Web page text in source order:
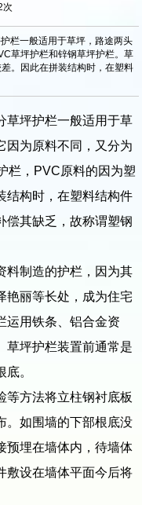
次
栏一般适用于草坪，路途两头
草坪护栏和锌钢草坪护栏。草
。因此在拼装结构时，在塑料
草坪护栏一般适用于草
因为原料不同，又分为
栏，PVC原料的因为塑
结构时，在塑料结构件
偿其缺乏，故称谓塑钢
制造的护栏，因为其
艳丽等长处，成为住宅
运用铁条、铝合金资
草坪护栏装置前通常是
。
方法将立柱钢衬底板
。如围墙的下部根底没
预埋在墙体内，待墙体
敷设在墙体平面今后将